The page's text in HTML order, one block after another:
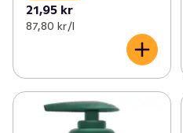
21,95 kr
87,80 kr /l